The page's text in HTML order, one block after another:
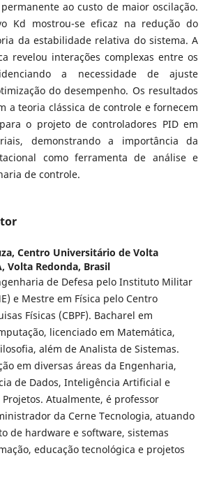
ao custo de maior oscilação.
Kd mostrou-se eficaz na redução do
da estabilidade relativa do sistema. A
revelou interações complexas entre os
a necessidade de ajuste
do desempenho. Os resultados
a teoria clássica de controle e fornecem
o projeto de controladores PID em
demonstrando a importância da
como ferramenta de análise e
de controle.
Centro Universitário de Volta
Volta Redonda, Brasil
de Defesa pelo Instituto Militar
e Mestre em Física pelo Centro
Físicas (CBPF). Bacharel em
licenciado em Matemática,
além de Analista de Sistemas.
em diversas áreas da Engenharia,
de Dados, Inteligência Artificial e
Atualmente, é professor
da Cerne Tecnologia, atuando
de hardware e software, sistemas
educação tecnológica e projetos